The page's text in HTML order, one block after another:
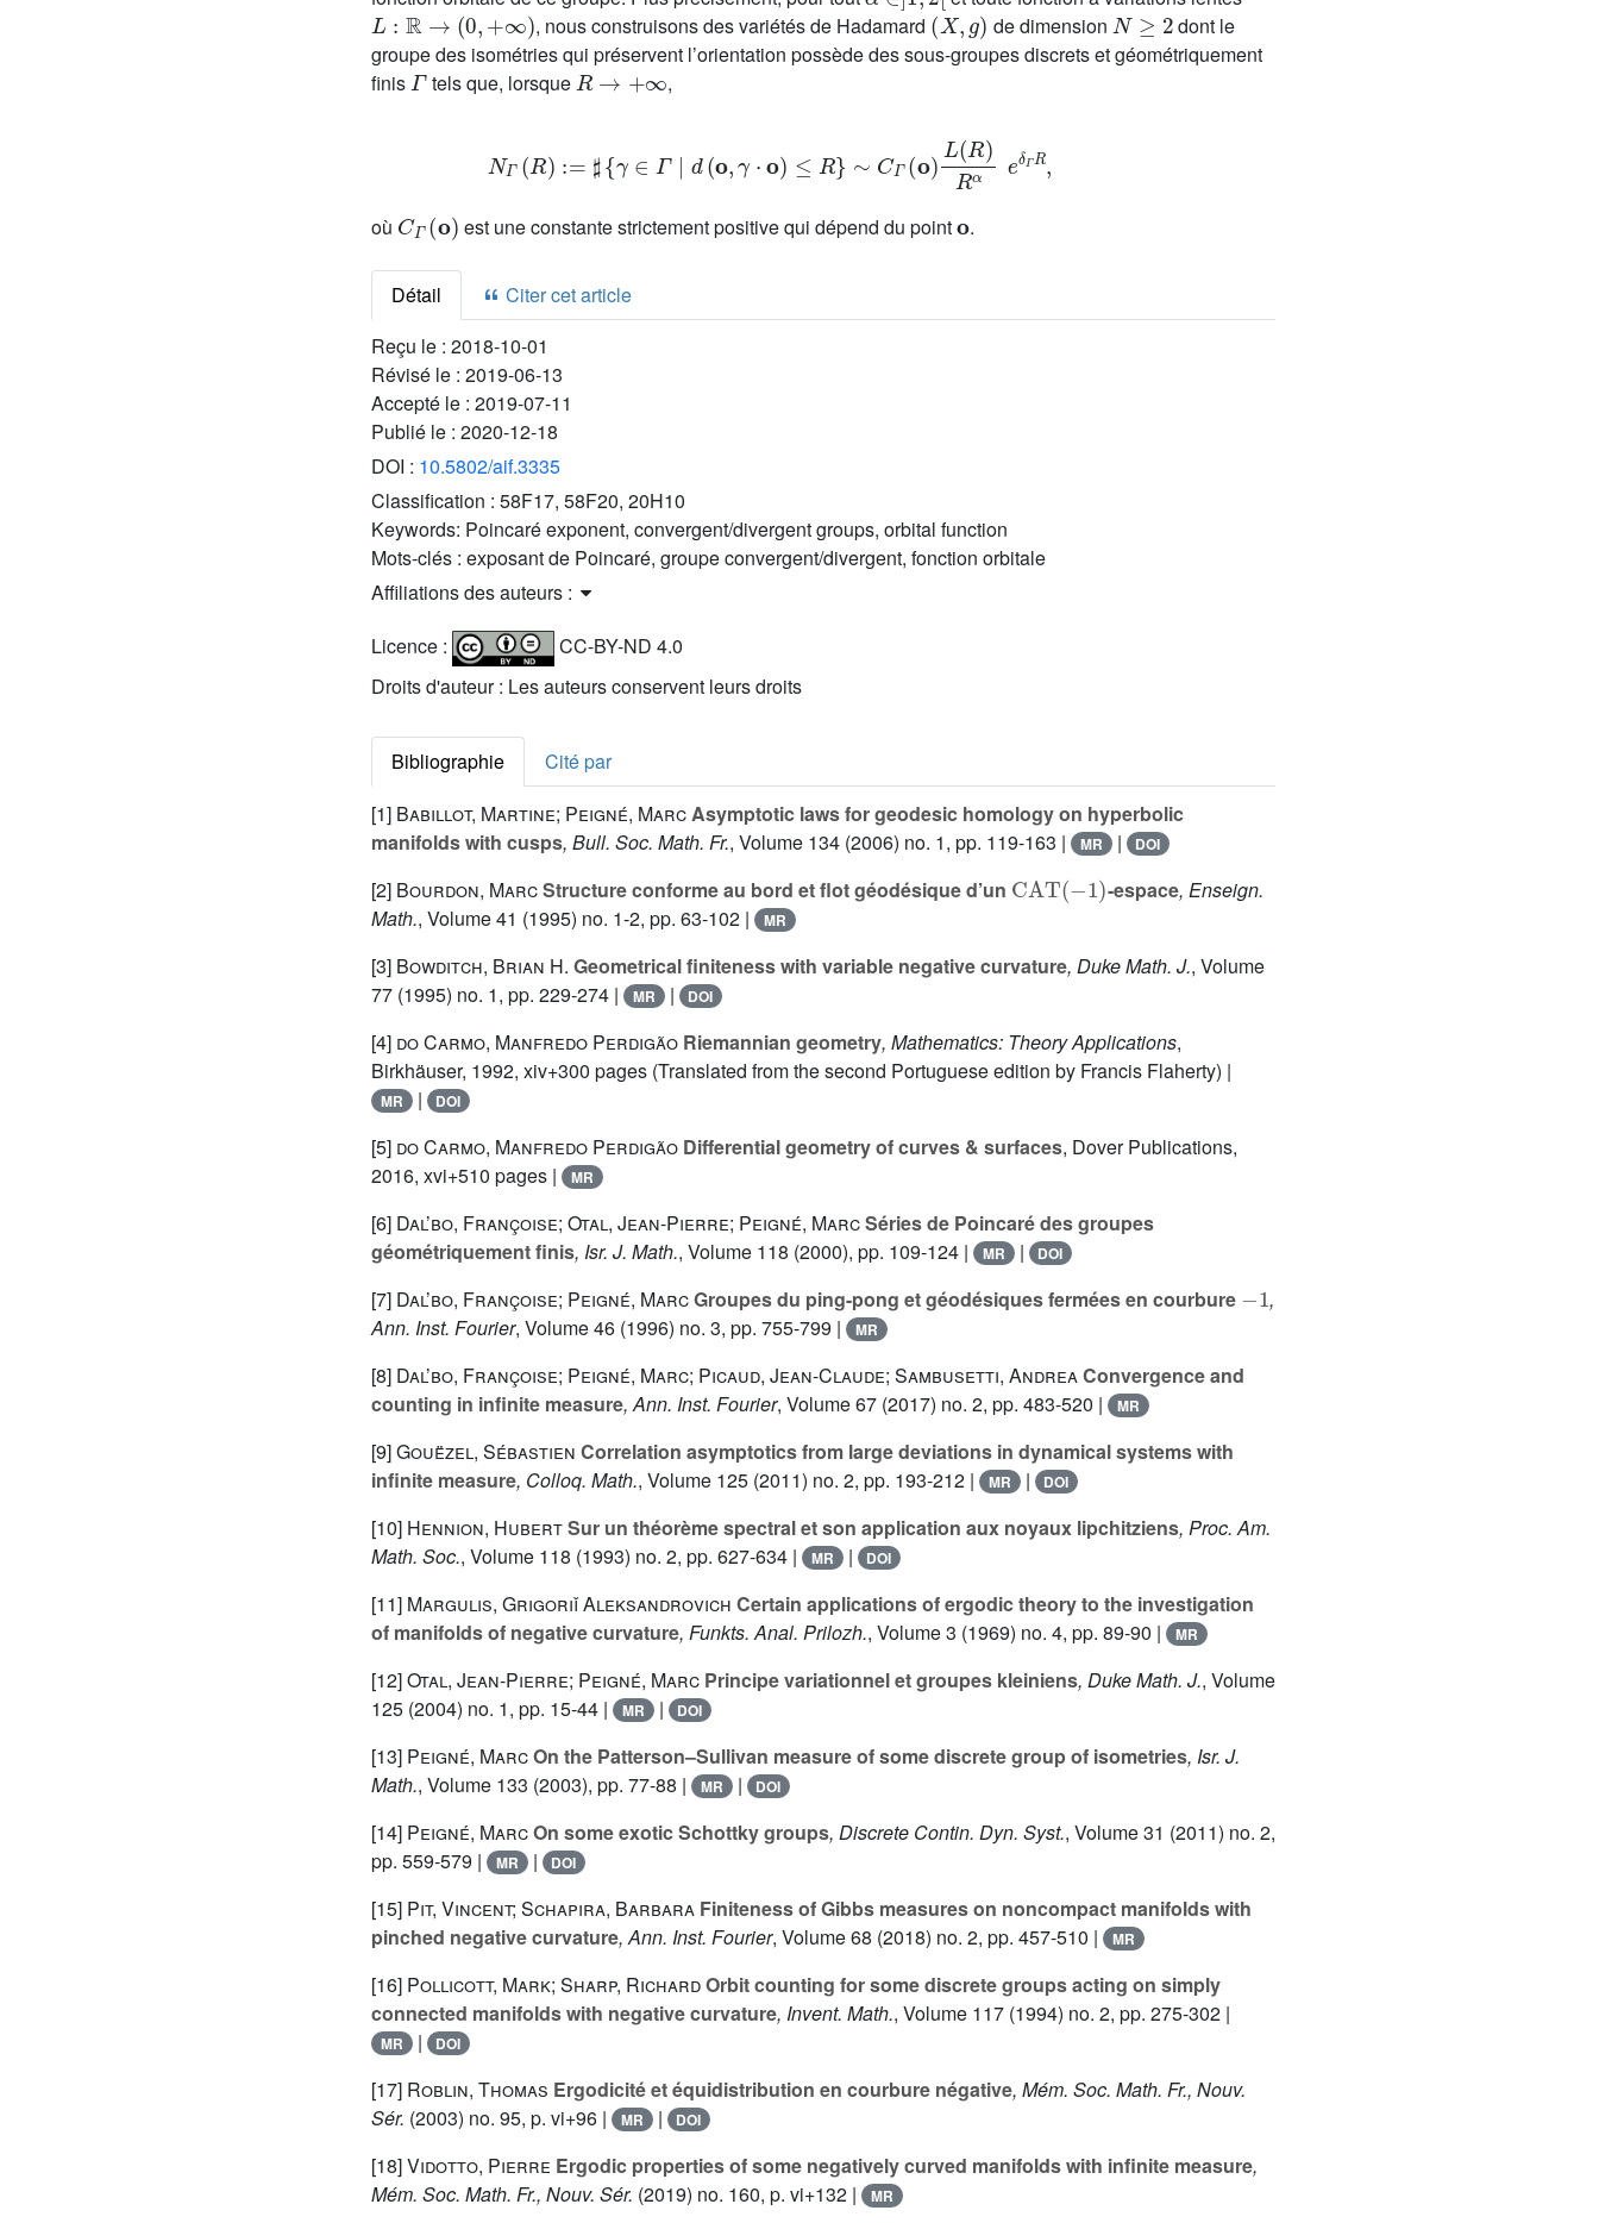
L:ℝ→(0,+∞)
, nous construisons des variétés de Hadamard
(X,g)
de dimension
N≥2
dont le
groupe des isométries qui préservent l’orientation possède des sous-groupes discrets et géométriquement
finis
Γ
tels que, lorsque
R→+∞
,
αeδΓR
où
)
est une constante strictement positive qui dépend du point .
Détail
Citer cet article
Reçu le : 2018-10-01
Révisé le : 2019-06-13
Accepté le : 2019-07-11
Publié le : 2020-12-18
DOI : 10.5802/aif.3335
Classification : 58F17, 58F20, 20H10
Keywords: Poincaré exponent, convergent/divergent groups, orbital function
Mots-clés : exposant de Poincaré, groupe convergent/divergent, fonction orbitale
Affiliations des auteurs :
Licence :
CC-BY-ND 4.0
Droits d'auteur : Les auteurs conservent leurs droits
Bibliographie
Cité par
[1] Babillot, Martine; Peigné, MarcAsymptotic laws for geodesic homology on hyperbolic
manifolds with cusps, Bull. Soc. Math. Fr., Volume 134 (2006) no. 1, pp. 119-163 | MR | DOI
[2] Bourdon, MarcStructure conforme au bord et flot géodésique d’un
CAT -
-espace, Enseign.
Math., Volume 41 (1995) no. 1-2, pp. 63-102 | MR
[3] Bowditch, Brian H. Geometrical finiteness with variable negative curvature, Duke Math. J., Volume
77 (1995) no. 1, pp. 229-274 | MR | DOI
[4] do Carmo, Manfredo Perdigão Riemannian geometry, Mathematics: Theory Applications,
Birkhäuser, 1992, xiv+300 pages (Translated from the second Portuguese edition by Francis Flaherty) |
MR | DOI
[5] do Carmo, Manfredo Perdigão Differential geometry of curves & surfaces, Dover Publications,
2016, xvi+510 pages |
MR
[6] Dal’bo, Françoise; Otal, Jean-Pierre; Peigné, MarcSéries de Poincaré des groupes
géométriquement finis, Isr. J. Math., Volume 118 (2000), pp. 109-124 | MR | DOI
[7] Dal’bo, Françoise; Peigné, MarcGroupes du ping-pong et géodésiques fermées en courbure
,
Ann. Inst. Fourier, Volume 46 (1996) no. 3, pp. 755-799 | MR
[8] Dal’bo, Françoise; Peigné, Marc; Picaud, Jean-Claude; Sambusetti, AndreaConvergence and
counting in infinite measure, Ann. Inst. Fourier, Volume 67 (2017) no. 2, pp. 483-520 | MR
[9]Gouëzel, Sébastien Correlation asymptotics from large deviations in dynamical systems with
infinite measure, Colloq. Math., Volume 125 (2011) no. 2, pp. 193-212 | MR | DOI
[10] Hennion, HubertSur un théorème spectral et son application aux noyaux lipchitziens, Proc. Am.
Math. Soc., Volume 118 (1993) no. 2, pp. 627-634 | MR | DOI
[11] Margulis, Grigoriǐ Aleksandrovich Certain applications of ergodic theory to the investigation
of manifolds of negative curvature, Funkts. Anal. Prilozh., Volume 3 (1969) no. 4, pp. 89-90 | MR
[12]Otal, Jean-Pierre; Peigné, Marc Principe variationnel et groupes kleiniens, Duke Math. J., Volume
125 (2004) no. 1, pp. 15-44 | MR | DOI
[13] Peigné, MarcOn the Patterson–Sullivan measure of some discrete group of isometries, Isr. J.
Math., Volume 133 (2003), pp. 77-88 | MR | DOI
[14] Peigné, MarcOn some exotic Schottky groups, Discrete Contin. Dyn. Syst., Volume 31 (2011) no. 2,
pp. 559-579 |
MR | DOI
[15] Pit, Vincent; Schapira, Barbara Finiteness of Gibbs measures on noncompact manifolds with
pinched negative curvature, Ann. Inst. Fourier, Volume 68 (2018) no. 2, pp. 457-510 | MR
[16] Pollicott, Mark; Sharp, RichardOrbit counting for some discrete groups acting on simply
connected manifolds with negative curvature, Invent. Math., Volume 117 (1994) no. 2, pp. 275-302 |
MR | DOI
[17] Roblin, Thomas Ergodicité et équidistribution en courbure négative, Mém. Soc. Math. Fr., Nouv.
Sér. (2003) no. 95, p. vi+96 | MR | DOI
[18]Vidotto, Pierre Ergodic properties of some negatively curved manifolds with infinite measure,
Mém. Soc. Math. Fr., Nouv. Sér. (2019) no. 160, p. vi+132 | MR